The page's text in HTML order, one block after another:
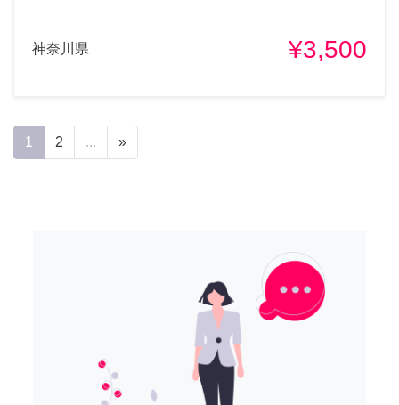
神奈川県 ¥3,500
1 2 ... »